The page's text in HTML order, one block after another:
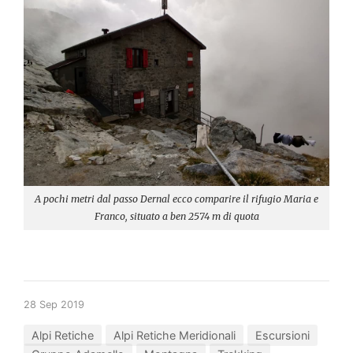
A pochi metri dal passo Dernal ecco comparire il rifugio Maria e
Franco, situato a ben 2574 m di quota
28 Sep 2019
Alpi Retiche Alpi Retiche Meridionali
Escursioni